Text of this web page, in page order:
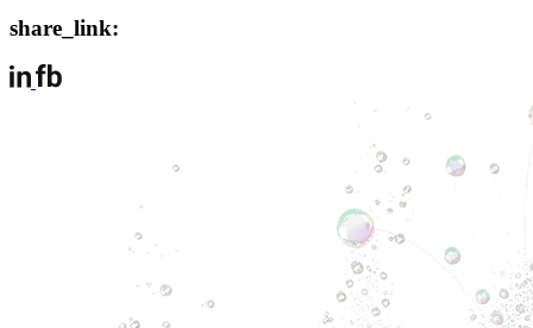
share_link: